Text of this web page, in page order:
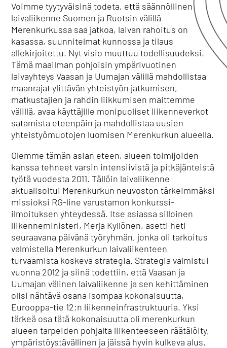
Voimme tyytyväisinä todeta, että säännöllinen
laivaliikenne Suomen ja Ruotsin välillä
Merenkurkussa saa jatkoa, laivan rahoitus on
kasassa, suunnitelmat kunnossa ja tilaus
allekirjoitettu. Nyt visio muuttuu todellisuudeksi.
Tämä maailman pohjoisin ympärivuotinen
laivayhteys Vaasan ja Uumajan välillä mahdollistaa
maanrajat ylittävän yhteistyön jatkumisen,
matkustajien ja rahdin liikkumisen maittemme
välillä, avaa käyttäjille monipuoliset liikenneverkot
satamista eteenpäin ja mahdollistaa uusien
yhteistyömuotojen luomisen Merenkurkun alueella.
Olemme tämän asian eteen, alueen toimijoiden
kanssa tehneet varsin intensiivistä ja pitkäjänteistä
työtä vuodesta 2011. Tällöin laivaliikenne
aktualisoitui Merenkurkun neuvoston tärkeimmäksi
missioksi RG-line varustamon konkurssi-
ilmoituksen yhteydessä. Itse asiassa silloinen
liikenneministeri, Merja Kyllönen, asetti heti
seuraavana päivänä työryhmän, jonka oli tarkoitus
valmistella Merenkurkun laivaliikenteen
turvaamista koskeva strategia. Strategia valmistui
vuonna 2012 ja siinä todettiin, että Vaasan ja
Uumajan välinen laivaliikenne ja sen kehittäminen
olisi nähtävä osana isompaa kokonaisuutta,
Eurooppa-tie 12:n liikenneinfrastruktuuria. Yksi
tärkeä osa tätä kokonaisuutta oli merenkurkun
alueen tarpeiden pohjalta liikenteeseen räätälöity,
ympäristöystävällinen ja jäissä hyvin kulkeva alus.